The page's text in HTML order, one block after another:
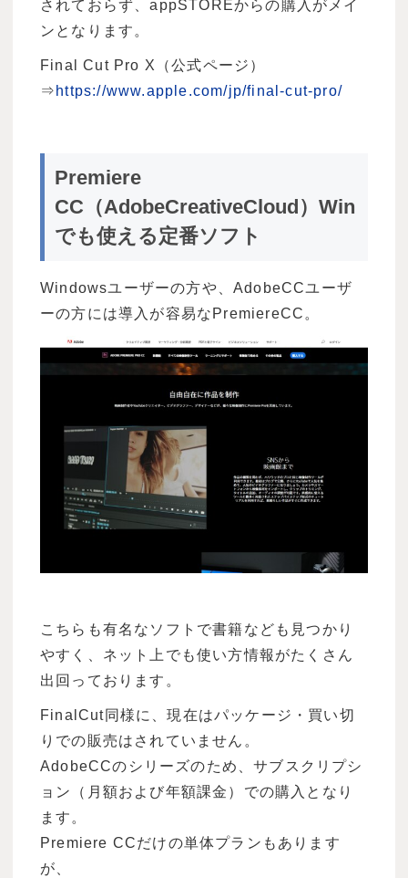
されておらず、appSTOREからの購入がメイ
ンとなります。
Final Cut Pro X（公式ページ）
⇒ https://www.apple.com/jp/final-cut-pro/
Premiere
CC（AdobeCreativeCloud）Win
でも使える定番ソフト
Windowsユーザーの方や、AdobeCCユーザ
ーの方には導入が容易なPremiereCC。
こちらも有名なソフトで書籍なども見つかり
やすく、ネット上でも使い方情報がたくさん
出回っております。
FinalCut同様に、現在はパッケージ・買い切
りでの販売はされていません。
AdobeCCのシリーズのため、サブスクリプシ
ョン（月額および年額課金）での購入となり
ます。
Premiere CCだけの単体プランもあります
が、